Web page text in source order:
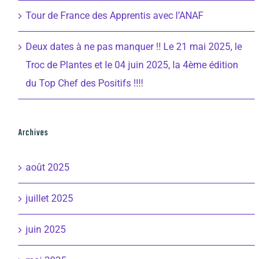
Tour de France des Apprentis avec l’ANAF
Deux dates à ne pas manquer !! Le 21 mai 2025, le
Troc de Plantes et le 04 juin 2025, la 4ème édition
du Top Chef des Positifs !!!!
Archives
août 2025
juillet 2025
juin 2025